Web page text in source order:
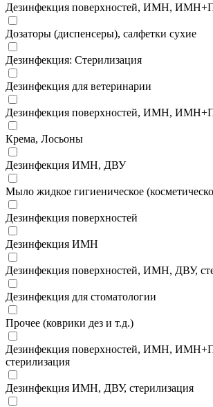
Дезинфекция поверхностей, ИМН,
Дозаторы (диспенсеры), салфетки сухие
Дезинфекция: Стерилизация
Дезинфекция для ветеринарии
Дезинфекция поверхностей, ИМН,
Крема, Лосьоны
Дезинфекция ИМН, ДВУ
Мыло жидкое гигиеническое
Дезинфекция поверхностей
Дезинфекция ИМН
Дезинфекция поверхностей, ИМН, ДВУ,
Дезинфекция для стоматологии
Прочее (коврики дез и т.д.)
Дезинфекция поверхностей, ИМН,
стерилизация
Дезинфекция ИМН, ДВУ, стерилизация